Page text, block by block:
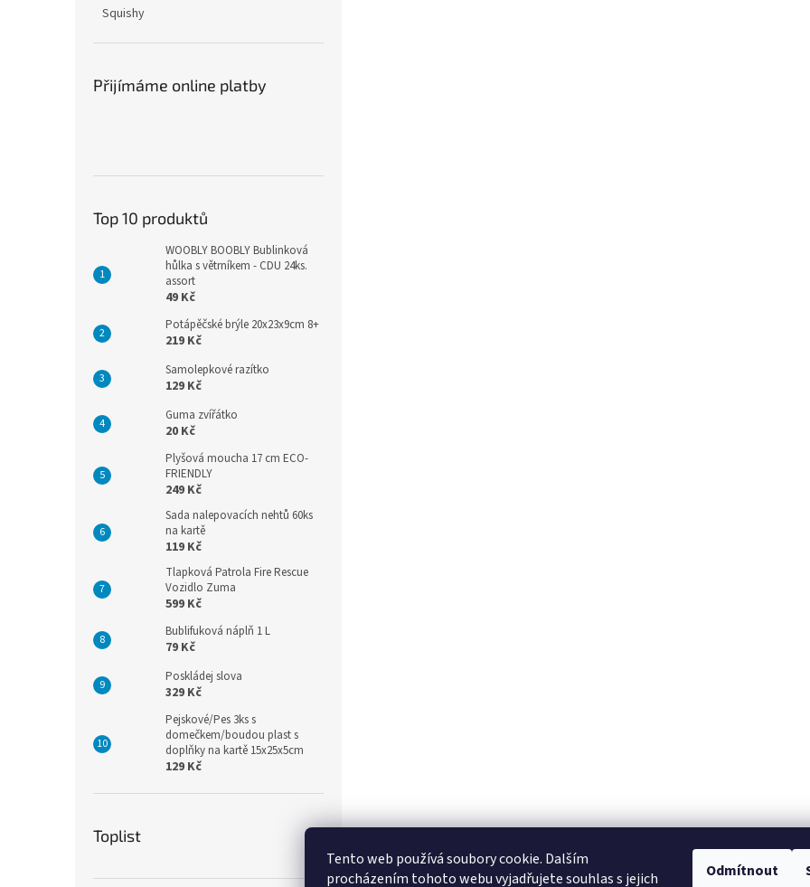
Tento web používá soubory cookie. Dalším
procházením tohoto webu vyjadřujete souhlas s jejich
Odmítnout
Squishy
Přijímáme online platby
Top 10 produktů
WOOBLY BOOBLY Bublinková
hůlka s větrníkem - CDU 24ks.
assort
49 Kč
Potápěčské brýle 20x23x9cm 8+
219 Kč
Samolepkové razítko
129 Kč
Guma zvířátko
20 Kč
Plyšová moucha 17 cm ECO-
FRIENDLY
249 Kč
Sada nalepovacích nehtů 60ks
na kartě
119 Kč
Tlapková Patrola Fire Rescue
Vozidlo Zuma
599 Kč
Bublifuková náplň 1 L
79 Kč
Poskládej slova
329 Kč
Pejskové/Pes 3ks s
domečkem/boudou plast s
doplňky na kartě 15x25x5cm
129 Kč
Toplist